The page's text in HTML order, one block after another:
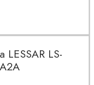
LESSAR LS-